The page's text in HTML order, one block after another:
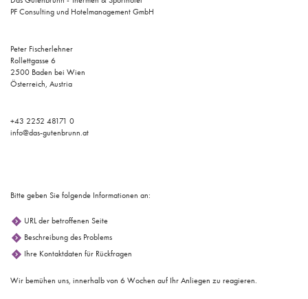
PF Consulting und Hotelmanagement GmbH
Peter Fischerlehner
Rollettgasse 6
2500 Baden bei Wien
Österreich, Austria
+43 2252 48171 0
info@das-gutenbrunn.at
Bitte geben Sie folgende Informationen an:
URL der betroffenen Seite
Beschreibung des Problems
Ihre Kontaktdaten für Rückfragen
Wir bemühen uns, innerhalb von 6 Wochen auf Ihr Anliegen zu reagieren.